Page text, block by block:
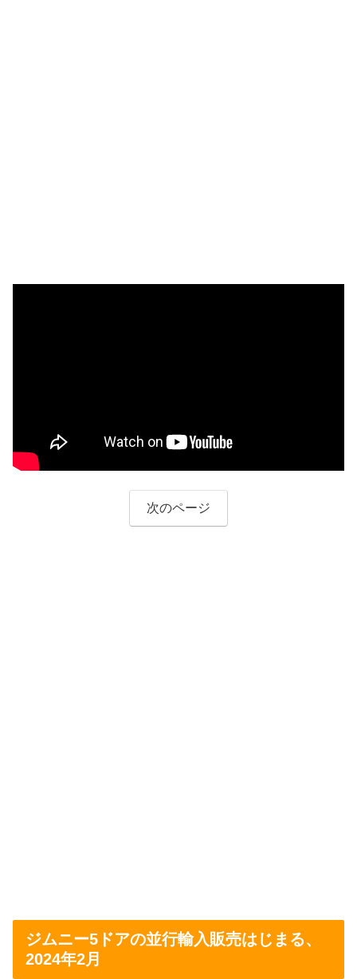
次のページ
ジムニー5ドアの並行輸入販売はじまる、
2024年2月